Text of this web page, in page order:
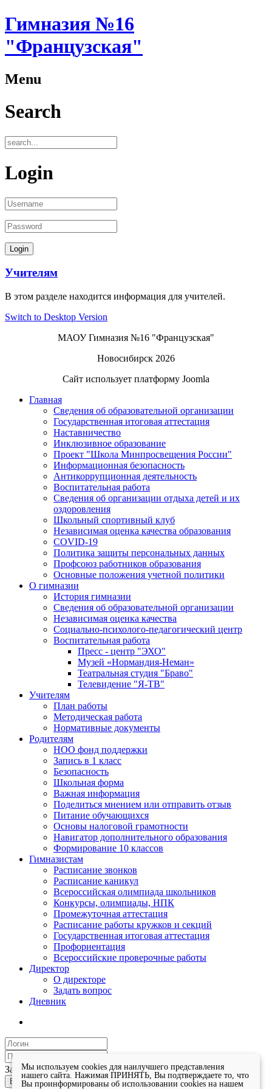
Гимназия №16
"Французская"
Menu
Search
Login
Учителям
В этом разделе находится информация для учителей.
Switch to Desktop Version
МАОУ Гимназия №16 "Французская"
Новосибирск 2026
Сайт использует платформу Joomla
Главная
Сведения об образовательной организации
Государственная итоговая аттестация
Наставничество
Инклюзивное образование
Проект "Школа Минпросвещения России"
Информационная безопасность
Антикоррупционная деятельность
Воспитательная работа
Сведения об организации отдыха детей и их
оздоровления
Школьный спортивный клуб
Независимая оценка качества образования
COVID-19
Политика защиты персональных данных
Профсоюз работников образования
Основные положения учетной политики
О гимназии
История гимназии
Сведения об образовательной организации
Независимая оценка качества
Социально-психолого-педагогический центр
Воспитательная работа
Пресс - центр "ЭХО"
Музей «Нормандия-Неман»
Театральная студия "Браво"
Телевидение "Я-ТВ"
Учителям
План работы
Методическая работа
Нормативные документы
Родителям
НОО фонд поддержки
Запись в 1 класс
Безопасность
Школьная форма
Важная информация
Поделиться мнением или отправить отзыв
Питание обучающихся
Основы налоговой грамотности
Навигатор дополнительного образования
Формирование 10 классов
Гимназистам
Расписание звонков
Расписание каникул
Всероссийская олимпиада школьников
Конкурсы, олимпиады, НПК
Промежуточная аттестация
Расписание работы кружков и секций
Государственная итоговая аттестация
Профориентация
Всероссийские проверочные работы
Директор
О директоре
Задать вопрос
Дневник
Запомнить меня
Войти
Мы используем cookies для наилучшего представления
нашего сайта. Нажимая ПРИНЯТЬ, Вы подтверждаете то, что
Вы проинформированы об использовании cookies на нашем